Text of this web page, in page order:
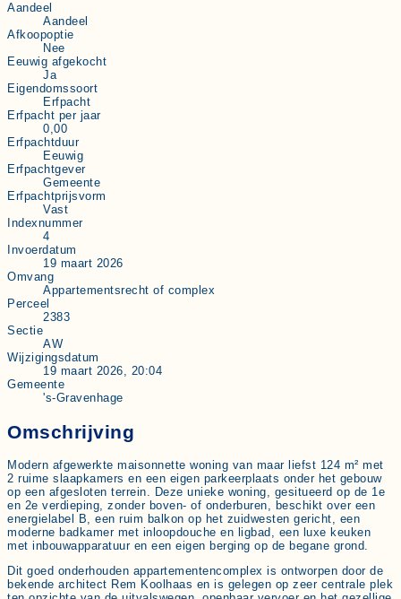
Aandeel
Aandeel
Afkoopoptie
Nee
Eeuwig afgekocht
Ja
Eigendomssoort
Erfpacht
Erfpacht per jaar
0,00
Erfpachtduur
Eeuwig
Erfpachtgever
Gemeente
Erfpachtprijsvorm
Vast
Indexnummer
4
Invoerdatum
19 maart 2026
Omvang
Appartementsrecht of complex
Perceel
2383
Sectie
AW
Wijzigingsdatum
19 maart 2026, 20:04
Gemeente
's-Gravenhage
Omschrijving
Modern afgewerkte maisonnette woning van maar liefst 124 m² met
2 ruime slaapkamers en een eigen parkeerplaats onder het gebouw
op een afgesloten terrein. Deze unieke woning, gesitueerd op de 1e
en 2e verdieping, zonder boven- of onderburen, beschikt over een
energielabel B, een ruim balkon op het zuidwesten gericht, een
moderne badkamer met inloopdouche en ligbad, een luxe keuken
met inbouwapparatuur en een eigen berging op de begane grond.
Dit goed onderhouden appartementencomplex is ontworpen door de
bekende architect Rem Koolhaas en is gelegen op zeer centrale plek